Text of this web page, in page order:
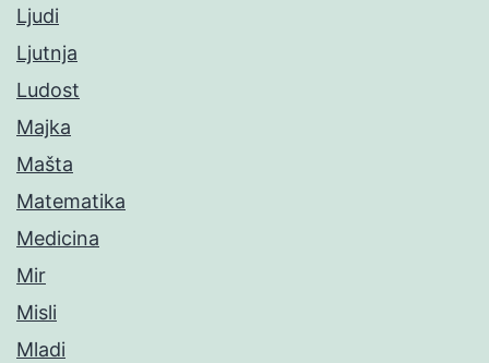
Ljudi
Ljutnja
Ludost
Majka
Mašta
Matematika
Medicina
Mir
Misli
Mladi